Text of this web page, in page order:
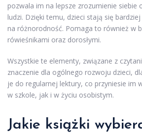
pozwala im na lepsze zrozumienie siebie
ludzi. Dzięki temu, dzieci stają się
na różnorodność. Pomaga to również w
rówieśnikami oraz dorosłymi.
Wszystkie te elementy, związane z
znaczenie dla ogólnego rozwoju dzieci,
je do regularnej lektury, co przyniesie im
w szkole, jak i w życiu osobistym.
Jakie książki